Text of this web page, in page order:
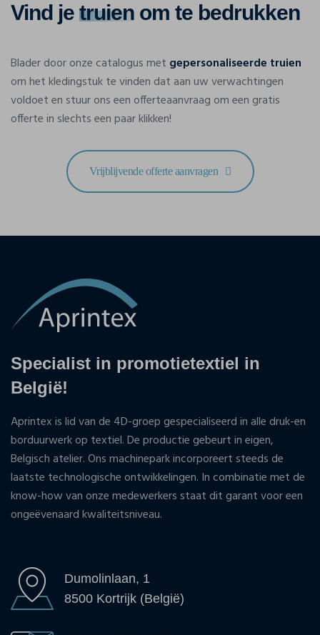
Vind je truien om te bedrukken
Blader door onze catalogus met gepersonaliseerde truien
om het kledingstuk te vinden dat aan uw verwachtingen
voldoet en stuur ons een offerteaanvraag om een gratis
offerte in slechts een paar klikken!
Vrijblijvende offerte aanvragen
Specialist in promotietextiel in
België!
Aprintex is lid van de 4D-groep gespecialiseerd in alle druk-en
borduurwerk op textiel. De productie gebeurt in eigen,
Belgisch atelier. Ons machinepark incorporeert steeds de
laatste technologische ontwikkelingen. In combinatie met de
know-how van onze medewerkers staat dit garant voor een
ongeëvenaard kwaliteitsniveau.
Dumolinlaan, 1
8500 Kortrijk (België)